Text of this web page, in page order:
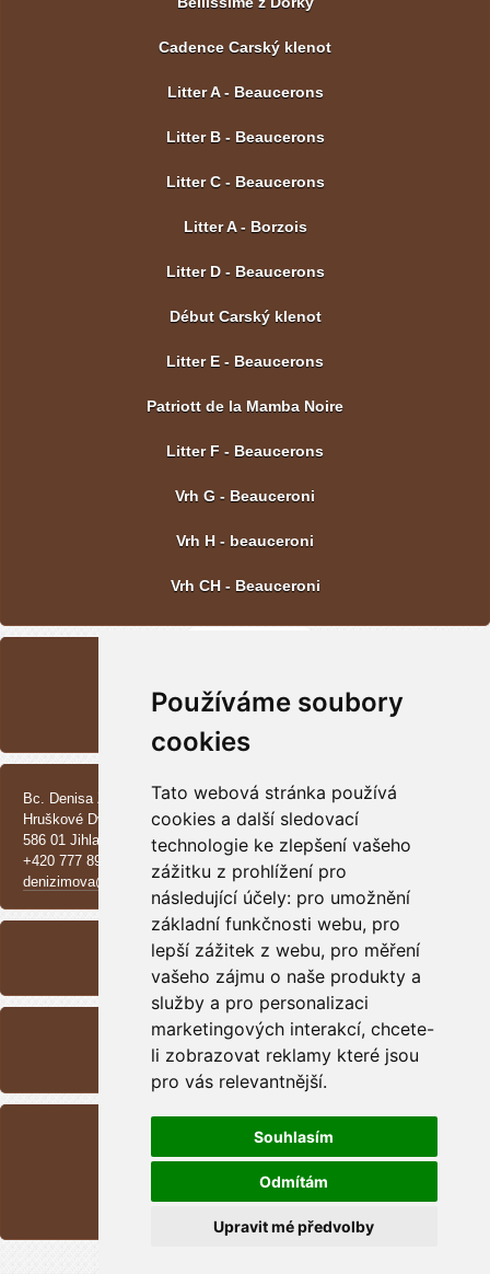
Používáme soubory
cookies
Tato webová stránka používá
cookies a další sledovací
technologie ke zlepšení vašeho
zážitku z prohlížení pro
následující účely: pro umožnění
základní funkčnosti webu, pro
lepší zážitek z webu, pro měření
vašeho zájmu o naše produkty a
služby a pro personalizaci
marketingových interakcí, chcete-
li zobrazovat reklamy které jsou
pro vás relevantnější.
Souhlasím
Odmítám
Upravit mé předvolby
Cadence Carský klenot
Litter A - Beaucerons
Litter B - Beaucerons
Litter C - Beaucerons
Litter A - Borzois
Litter D - Beaucerons
Début Carský klenot
Litter E - Beaucerons
Patriott de la Mamba Noire
Litter F - Beaucerons
Vrh G - Beauceroni
Vrh H - beauceroni
Vrh CH - Beauceroni
Bc. Denisa Zimová
Hruškové Dvory 370 E
586 01 Jihlava
+420 777 890 137
denizimova@seznam.cz
ARCHIVE
<< September / 2025 >>
RSS
Overview of sources
1699721
Month:
45700
500